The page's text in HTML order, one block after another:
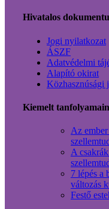
Hivatalos
Jogi nyilatkozat
ÁSZF
Adatvédelmi
Alapító okirat
Közhasznúsági
Kiemelt
Az ember
A
7 lépés a
változás
Festő